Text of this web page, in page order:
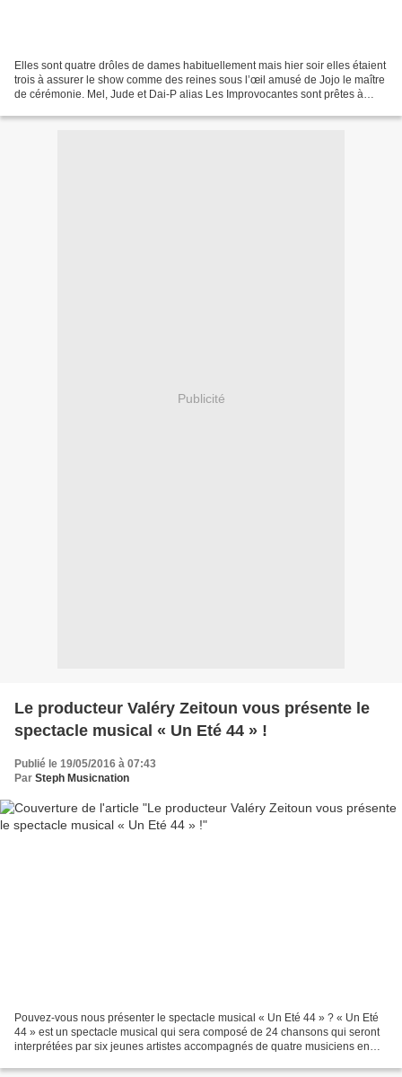
Elles sont quatre drôles de dames habituellement mais hier soir elles étaient
trois à assurer le show comme des reines sous l’œil amusé de Jojo le maître
de cérémonie. Mel, Jude et Dai-P alias Les Improvocantes sont prêtes à
Publicité
Le producteur Valéry Zeitoun vous présente le
spectacle musical « Un Eté 44 » !
Publié le 19/05/2016 à 07:43
Par Steph Musicnation
Pouvez-vous nous présenter le spectacle musical « Un Eté 44 » ? « Un Eté
44 » est un spectacle musical qui sera composé de 24 chansons qui seront
interprétées par six jeunes artistes accompagnés de quatre musiciens en